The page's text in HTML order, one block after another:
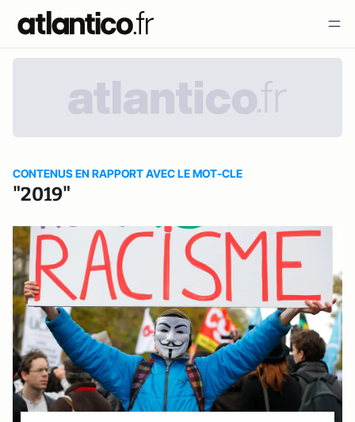
CONTENUS EN RAPPORT AVEC LE MOT-CLE
"2019"